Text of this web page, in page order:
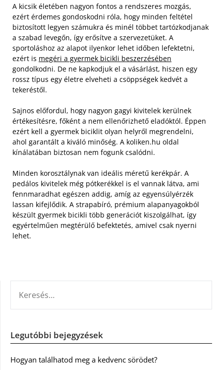
A kicsik életében nagyon fontos a rendszeres mozgás,
ezért érdemes gondoskodni róla, hogy minden feltétel
biztosított legyen számukra és minél többet tartózkodjanak
a szabad levegőn, így erősítve a szervezetüket. A
sportoláshoz az alapot ilyenkor lehet időben lefektetni,
ezért is megéri a gyermek bicikli beszerzésében
gondolkodni. De ne kapkodjuk el a vásárlást, hiszen egy
rossz típus egy életre elveheti a csöppségek kedvét a
tekeréstől.
Sajnos előfordul, hogy nagyon gagyi kivitelek kerülnek
értékesítésre, főként a nem ellenőrizhető eladóktól. Éppen
ezért kell a gyermek biciklit olyan helyről megrendelni,
ahol garantált a kiváló minőség. A koliken.hu oldal
kínálatában biztosan nem fogunk csalódni.
Minden korosztálynak van ideális méretű kerékpár. A
pedálos kivitelek még pótkerékkel is el vannak látva, ami
fennmaradhat egészen addig, amíg az egyensúlyérzék
lassan kifejlődik. A strapabíró, prémium alapanyagokból
készült gyermek bicikli több generációt kiszolgálhat, így
egyértelműen megtérülő befektetés, amivel csak nyerni
lehet.
Legutóbbi bejegyzések
Hogyan találhatod meg a kedvenc sörödet?